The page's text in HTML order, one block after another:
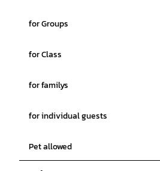
for Groups
for Class
for familys
for individual guests
Pet allowed